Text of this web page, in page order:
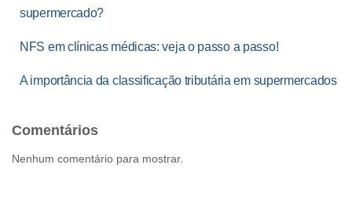
supermercado?
NFS em clínicas médicas: veja o passo a passo!
A importância da classificação tributária em supermercados
Comentários
Nenhum comentário para mostrar.